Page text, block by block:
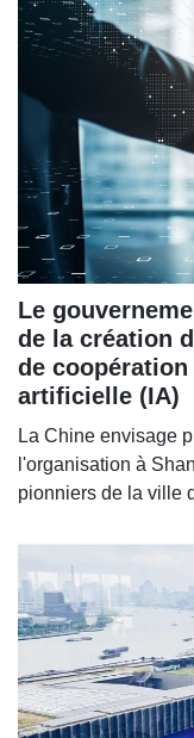
Le
de la création
de
artificielle (IA)
La Chine envisage
l'organisation à
pionniers de la ville